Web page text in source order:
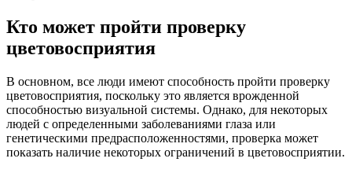
Кто может пройти проверку
цветовосприятия
В основном, все люди имеют способность пройти проверку
цветовосприятия, поскольку это является врожденной
способностью визуальной системы. Однако, для некоторых
людей с определенными заболеваниями глаза или
генетическими предрасположенностями, проверка может
показать наличие некоторых ограничений в цветовосприятии.